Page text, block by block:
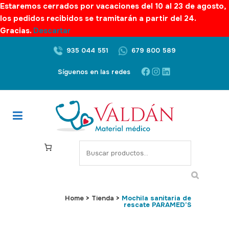
Estaremos cerrados por vacaciones del 10 al 23 de agosto,
los pedidos recibidos se tramitarán a partir del 24.
Gracias. Descartar
935 044 551 679 800 589
Síguenos en las redes Facebook
Instagram
LinkedIn
S
e
c
Home > Tienda > Mochila sanitaria de
rescate PARAMED’S